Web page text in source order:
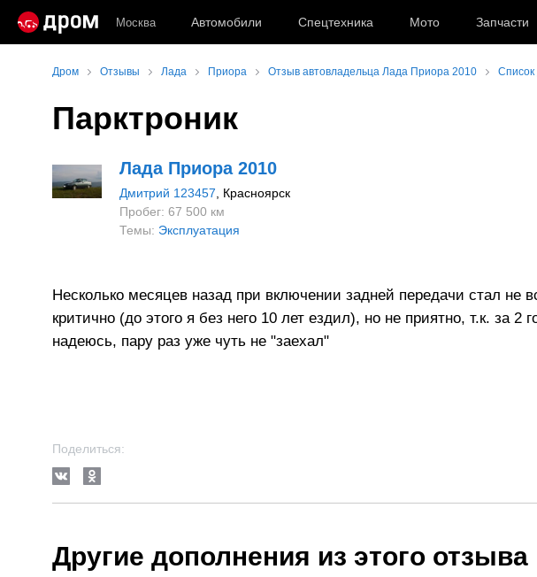
Москва Автомобили Спецтехника Мото Запчасти
Дром Отзывы Лада Приора Отзыв автовладельца Лада Приора 2010 Список
Парктроник
Лада Приора 2010
Дмитрий 123457 , Красноярск
Пробег: 67 500 км
Темы: Эксплуатация
Несколько месяцев назад при включении задней передачи стал не
критично (до этого я без него 10 лет ездил), но не приятно, т.к. за 2
надеюсь, пару раз уже чуть не "заехал"
Поделиться:
Другие дополнения из этого отзыва